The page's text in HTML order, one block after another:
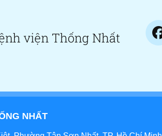
viện Thống Nhất
NHẤT